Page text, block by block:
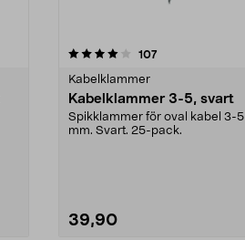
107recensioner
Kabelklammer
Kabelklammer 3-5, svart
Spikklammer för oval kabel 3-5
mm. Svart. 25-pack.
39,90
4.5 av 5 stjärnor